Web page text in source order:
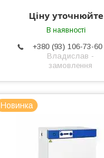
Ціну уточнюйте
В наявності
+380 (93) 106-73-60
Владислав -
замовлення
Новинка